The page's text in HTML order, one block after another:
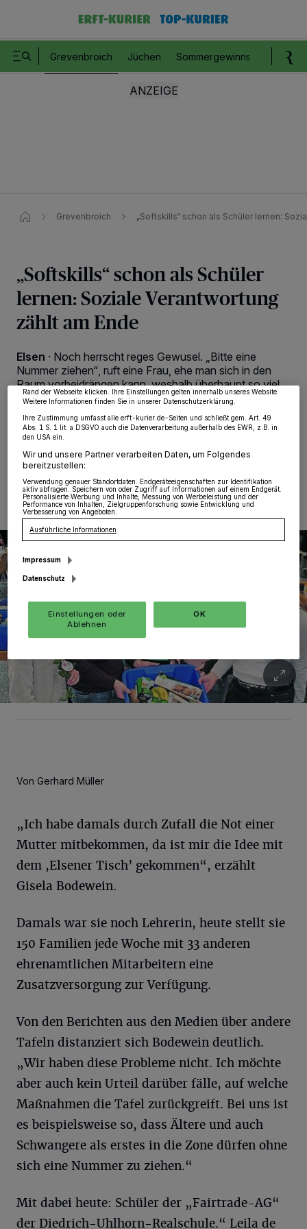
Grevenbroich Jüchen Sommergewinnspiel
Grevenbroich „Softskills“ schon als Schüler lernen:
„Softskills“ schon als Schüler
lernen: Soziale Verantwortung
zählt am Ende
Elsen · Noch herrscht reges Gewusel. „Bitte eine
Nummer ziehen“, ruft eine Frau, ehe man sich in den
Raum vorbeidrängen kann, weshalb überhaupt so viel
Gewusel stattfindet: In langen Tischreihen stapeln sich
Kisten, gefüllt mit Lebensmitteln.
08.03.2018 , 11:32 Uhr
Von Gerhard Müller
„Ich habe damals durch Zufall die Not einer
Mutter mitbekommen, da ist mir die Idee mit
dem ,Elsener Tisch’ gekommen“, erzählt
Gisela Bodewein.
Damals war sie noch Lehrerin, heute stellt sie
150 Familien jede Woche mit 33 anderen
ehrenamtlichen Mitarbeitern eine
Zusatzversorgung zur Verfügung.
Von den Berichten aus den Medien über andere
Tafeln distanziert sich Bodewein deutlich.
„Wir haben diese Probleme nicht. Ich möchte
aber auch kein Urteil darüber fälle, auf welche
Maßnahmen die Tafel zurückgreift. Bei uns ist
es beispielsweise so, dass Ältere und auch
Schwangere als erstes in die Zone dürfen ohne
sich eine Nummer zu ziehen.“
Mit dabei heute: Schüler der „Fairtrade-AG“
der Diedrich-Uhlhorn-Realschule.“ Leila de
Wir und unsere
-Partner speichern und greifen auf personenbezogene Daten
wie Browserdaten oder eindeutige Kennungen auf Ihrem Gerät zu. Durch Auswahl
Zwecke. Wenn Tracker deaktiviert sind, sind manche Inhalte und Anzeigen
möglicherweise nicht mehr so relevant für Sie. Sie können dieses Menü jederzeit
wieder aufrufen, um Ihre Einstellungen zu ändern oder Ihre Einwilligung zu
widerrufen, indem Sie auf den Link Einstellungen oder Ablehnen am unteren
Rand der Webseite klicken. Ihre Einstellungen gelten innerhalb unseres Website.
Weitere Informationen finden Sie in unserer Datenschutzerklärung.
Ihre Zustimmung umfasst alle erft-kurier.de-Seiten und schließt gem. Art. 49
Abs. 1 S. 1 lit. a DSGVO auch die Datenverarbeitung außerhalb des EWR, z.B. in
den USA ein.
Wir und unsere Partner verarbeiten Daten, um Folgendes
bereitzustellen:
Verwendung genauer Standortdaten. Endgeräteeigenschaften zur Identifikation
aktiv abfragen. Speichern von oder Zugriff auf Informationen auf einem Endgerät.
Personalisierte Werbung und Inhalte, Messung von Werbeleistung und der
Performance von Inhalten, Zielgruppenforschung sowie Entwicklung und
Verbesserung von Angeboten.
Ausführliche Informationen
Impressum
Datenschutz
Einstellungen oder
Ablehnen
OK